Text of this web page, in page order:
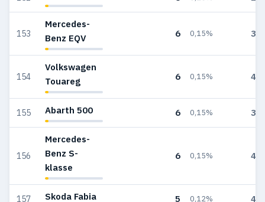
153
Mercedes-
Benz EQV
6 0,15% 30
154
Volkswagen
Touareg
6 0,15% 47
155 Abarth 500 6 0,15% 36
156
Mercedes-
Benz S-
klasse
6 0,15% 48
157 Skoda Fabia 5 0,12% 47